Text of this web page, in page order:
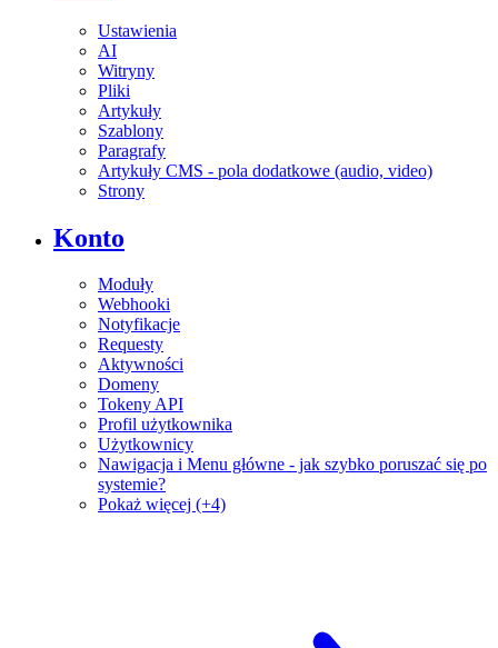
Ustawienia
AI
Witryny
Pliki
Artykuły
Szablony
Paragrafy
Artykuły CMS - pola dodatkowe (audio, video)
Strony
Konto
Moduły
Webhooki
Notyfikacje
Requesty
Aktywności
Domeny
Tokeny API
Profil użytkownika
Użytkownicy
Nawigacja i Menu główne - jak szybko poruszać się po
systemie?
Pokaż więcej (+4)